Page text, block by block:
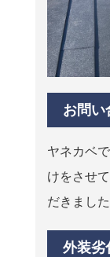
お問い
ヤネカベ
けをさせ
だきました
外装劣